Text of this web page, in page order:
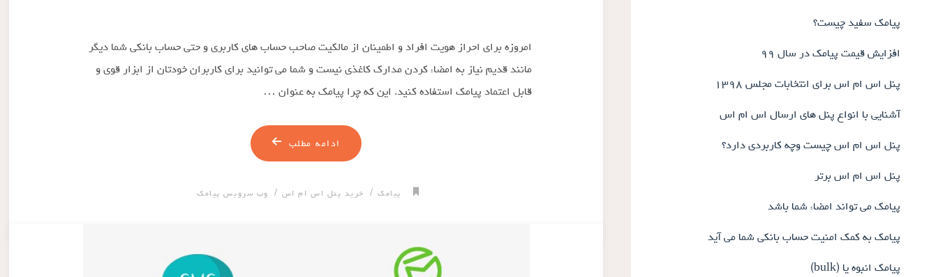
پیامک سفید چیست؟
افزایش قیمت پیامک در سال ۹۹
پنل اس ام اس برای انتخابات مجلس ۱۳۹۸
آشنایی با انواع پنل های ارسال اس ام اس
پنل اس ام اس چیست وچه کاربردی دارد؟
پنل اس ام اس برتر
پیامک می تواند امضاء شما باشد
پیامک به کمک امنیت حساب بانکی شما می آید
پیامک انبوه یا (bulk)
امروزه برای احراز هویت افراد و اطمینان از مالکیت صاحب حساب های کاربری و حتی حساب بانکی شما دیگر
مانند قدیم نیاز به امضاء کردن مدارک کاغذی نیست و شما می توانید برای کاربران خودتان از ابزار قوی و
قابل اعتماد پیامک استفاده کنید. این که چرا پیامک به عنوان …
ادامه مطلب
پیامک/ خرید پنل اس ام اس / وب سرویس پیامک